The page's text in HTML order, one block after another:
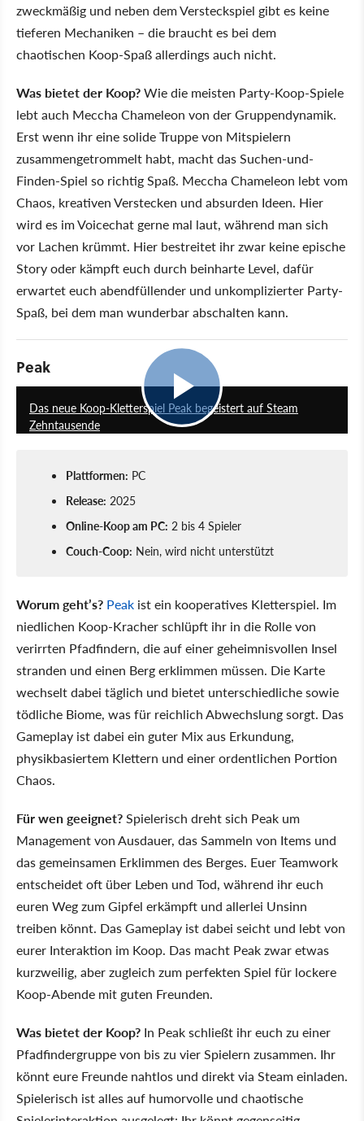
zweckmäßig und neben dem Versteckspiel gibt es keine
tieferen Mechaniken – die braucht es bei dem
chaotischen Koop-Spaß allerdings auch nicht.
Was bietet der Koop?Wie die meisten Party-Koop-Spiele
lebt auch Meccha Chameleon von der Gruppendynamik.
Erst wenn ihr eine solide Truppe von Mitspielern
zusammengetrommelt habt, macht das Suchen-und-
Finden-Spiel so richtig Spaß. Meccha Chameleon lebt vom
Chaos, kreativen Verstecken und absurden Ideen. Hier
wird es im Voicechat gerne mal laut, während man sich
vor Lachen krümmt. Hier bestreitet ihr zwar keine epische
Story oder kämpft euch durch beinharte Level, dafür
erwartet euch abendfüllender und unkomplizierter Party-
Spaß, bei dem man wunderbar abschalten kann.
Peak
Das neue Koop-Kletterspiel Peak begeistert auf Steam
Zehntausende
Plattformen: PC
Release: 2025
Online-Koop am PC: 2 bis 4 Spieler
Couch-Coop: Nein, wird nicht unterstützt
Worum geht’s? Peak ist ein kooperatives Kletterspiel. Im
niedlichen Koop-Kracher schlüpft ihr in die Rolle von
verirrten Pfadfindern, die auf einer geheimnisvollen Insel
stranden und einen Berg erklimmen müssen. Die Karte
wechselt dabei täglich und bietet unterschiedliche sowie
tödliche Biome, was für reichlich Abwechslung sorgt. Das
Gameplay ist dabei ein guter Mix aus Erkundung,
physikbasiertem Klettern und einer ordentlichen Portion
Chaos.
Für wen geeignet?Spielerisch dreht sich Peak um
Management von Ausdauer, das Sammeln von Items und
das gemeinsamen Erklimmen des Berges. Euer Teamwork
entscheidet oft über Leben und Tod, während ihr euch
euren Weg zum Gipfel erkämpft und allerlei Unsinn
treiben könnt. Das Gameplay ist dabei seicht und lebt von
eurer Interaktion im Koop. Das macht Peak zwar etwas
kurzweilig, aber zugleich zum perfekten Spiel für lockere
Koop-Abende mit guten Freunden.
Was bietet der Koop? In Peak schließt ihr euch zu einer
Pfadfindergruppe von bis zu vier Spielern zusammen. Ihr
könnt eure Freunde nahtlos und direkt via Steam einladen.
Spielerisch ist alles auf humorvolle und chaotische